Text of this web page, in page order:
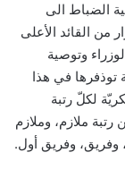
الضباط الى
من القائد الأعلى
وتوصية
توذفرها في هذا
لكلّ رتبة
ملازم، وملازم
وفريق، وفريق أول.